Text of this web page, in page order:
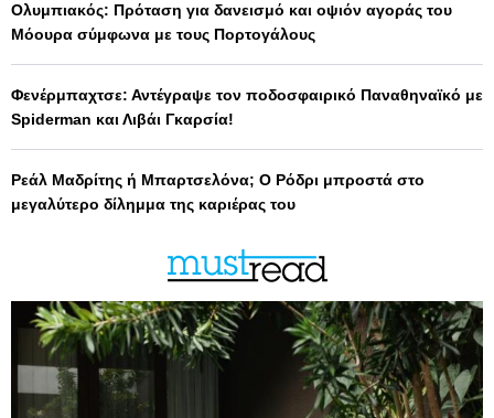
Ολυμπιακός: Πρόταση για δανεισμό και οψιόν αγοράς του
Μόουρα σύμφωνα με τους Πορτογάλους
Φενέρμπαχτσε: Αντέγραψε τον ποδοσφαιρικό Παναθηναϊκό με
Spiderman και Λιβάι Γκαρσία!
Ρεάλ Μαδρίτης ή Μπαρτσελόνα; Ο Ρόδρι μπροστά στο
μεγαλύτερο δίλημμα της καριέρας του